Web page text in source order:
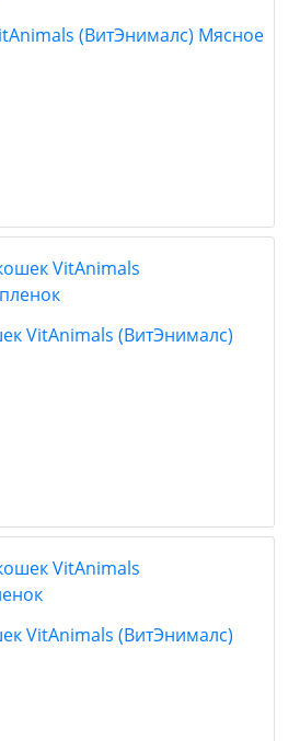
(ВитЭнималс) Мясное
VitAnimals (ВитЭнималс)
VitAnimals (ВитЭнималс)